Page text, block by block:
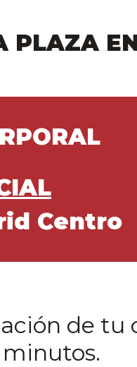
PLAZA
Centro
de tu